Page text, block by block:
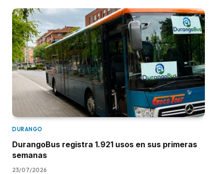
DURANGO
DurangoBus registra 1.921 usos en sus primeras
semanas
23/07/2026